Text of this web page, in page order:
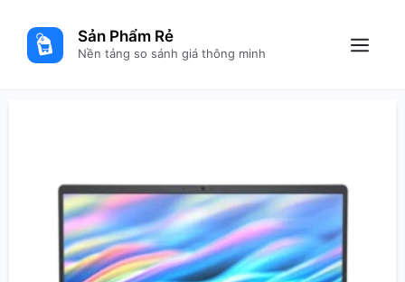
content
Sản Phẩm Rẻ
Nền tảng so sánh giá thông minh Menu